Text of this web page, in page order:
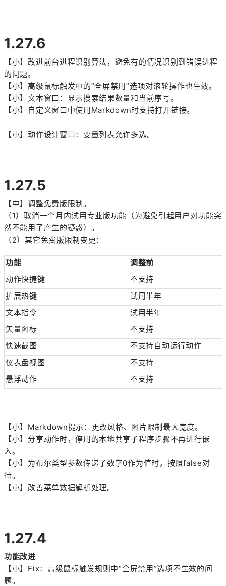
1.27.6
【小】改进前台进程识别算法，避免有的情况识别到错误进程
的问题。
【小】高级鼠标触发中的“全屏禁用”选项对滚轮操作也生效。
【小】文本窗口：显示搜索结果数量和当前序号。
【小】自定义窗口中使用Markdown时支持打开链接。
【小】动作设计窗口：变量列表允许多选。
1.27.5
【中】调整免费版限制。
（1）取消一个月内试用专业版功能（为避免引起用户对功能突
然不能用了产生的疑惑）。
（2）其它免费版限制变更：
功能
调整前
动作快捷键
不支持
扩展热键
试用半年
文本指令
试用半年
矢量图标
不支持
快速截图
不支持自动运行动作
仪表盘视图
不支持
悬浮动作
不支持
【小】Markdown提示：更改风格、图片限制最大宽度。
【小】分享动作时，停用的本地共享子程序步骤不再进行嵌
入。
【小】为布尔类型参数传递了数字0作为值时，按照false对
待。
【小】改善菜单数据解析处理。
1.27.4
功能改进
【小】Fix：高级鼠标触发规则中“全屏禁用”选项不生效的问
题。